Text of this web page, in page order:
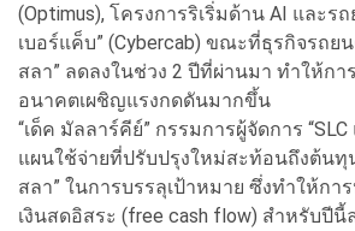
(Optimus), โครงการริเริ่มด้าน AI และร
เบอร์แค็บ” (Cybercab) ขณะที่ธุรกิจรถย
สลา” ลดลงในช่วง 2 ปีที่ผ่านมา ทำให้กา
อนาคตเผชิญแรงกดดันมากขึ้น
“เด็ค มัลลาร์คีย์” กรรมการผู้จัดการ
แผนใช้จ่ายที่ปรับปรุงใหม่สะท้อนถึงต้นทุ
สลา” ในการบรรลุเป้าหมาย ซึ่งทำให้กา
เงินสดอิสระ (free cash flow) สำหรับปีนี้